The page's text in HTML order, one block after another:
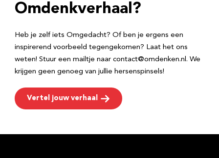
e
Omdenkverhaal?
Heb je zelf iets Omgedacht? Of ben je ergens een
inspirerend voorbeeld tegengekomen? Laat het ons
weten! Stuur een mailtje naar contact@omdenken.nl. We
krijgen geen genoeg van jullie hersenspinsels!
Vertel jouw verhaal